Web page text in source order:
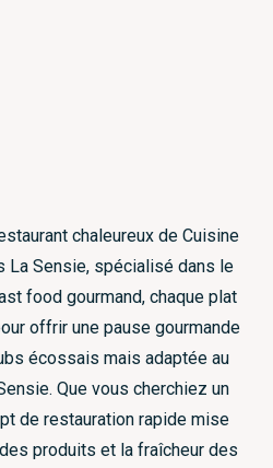
chaleureux de Cuisine
La Sensie, spécialisé dans le
food gourmand, chaque plat
offrir une pause gourmande
écossais mais adaptée au
Que vous cherchiez un
de restauration rapide mise
produits et la fraîcheur des